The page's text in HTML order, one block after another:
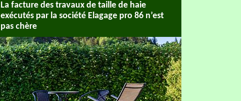
La facture des travaux de taille de haie
exécutés par la société Elagage pro 86 n’est
pas chère